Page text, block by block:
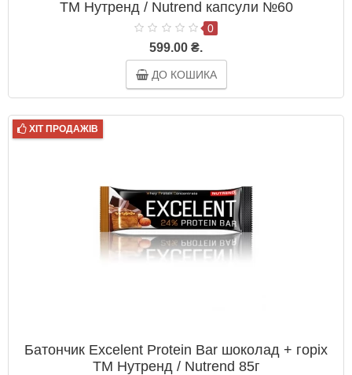
ТМ Нутренд / Nutrend капсули №60
0
599.00 ₴.
ДО КОШИКА
ХІТ ПРОДАЖІВ
Батончик Excelent Protein Bar шоколад + горіх
ТМ Нутренд / Nutrend 85г